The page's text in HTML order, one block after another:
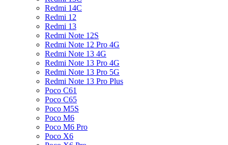
Redmi 14C
Redmi 12
Redmi 13
Redmi Note 12S
Redmi Note 12 Pro 4G
Redmi Note 13 4G
Redmi Note 13 Pro 4G
Redmi Note 13 Pro 5G
Redmi Note 13 Pro Plus
Poco C61
Poco C65
Poco M5S
Poco M6
Poco M6 Pro
Poco X6